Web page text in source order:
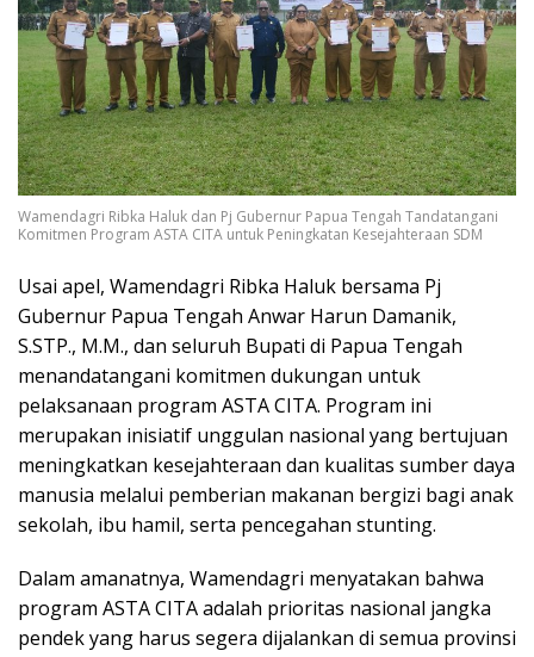
Wamendagri Ribka Haluk dan Pj Gubernur Papua Tengah Tandatangani
Komitmen Program ASTA CITA untuk Peningkatan Kesejahteraan SDM
Usai apel, Wamendagri Ribka Haluk bersama Pj
Gubernur Papua Tengah Anwar Harun Damanik,
S.STP., M.M., dan seluruh Bupati di Papua Tengah
menandatangani komitmen dukungan untuk
pelaksanaan program ASTA CITA. Program ini
merupakan inisiatif unggulan nasional yang bertujuan
meningkatkan kesejahteraan dan kualitas sumber daya
manusia melalui pemberian makanan bergizi bagi anak
sekolah, ibu hamil, serta pencegahan stunting.
Dalam amanatnya, Wamendagri menyatakan bahwa
program ASTA CITA adalah prioritas nasional jangka
pendek yang harus segera dijalankan di semua provinsi